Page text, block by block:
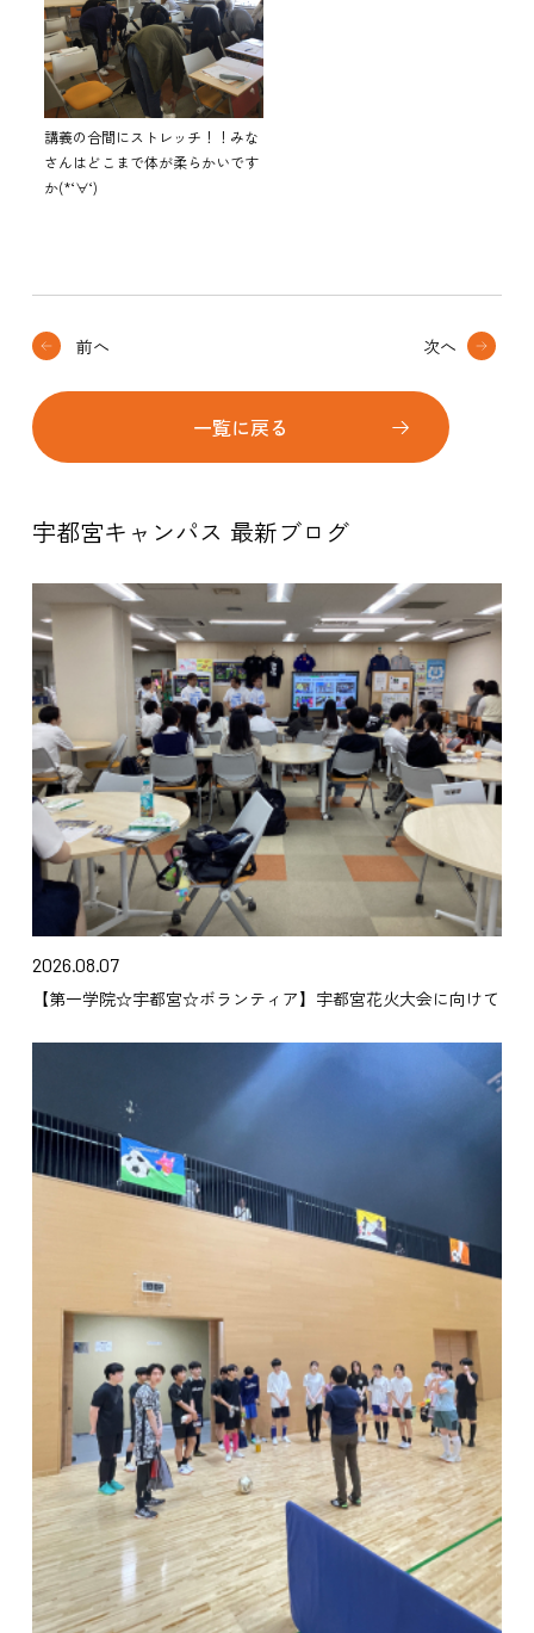
講義の合間にストレッチ！！みな
さんはどこまで体が柔らかいです
か(*‘∀‘)
前へ
一覧に戻る
次へ
宇都宮キャンパス 最新ブログ
2026.08.07
【第一学院☆宇都宮☆ボランティア】宇都宮花火大会に向けて